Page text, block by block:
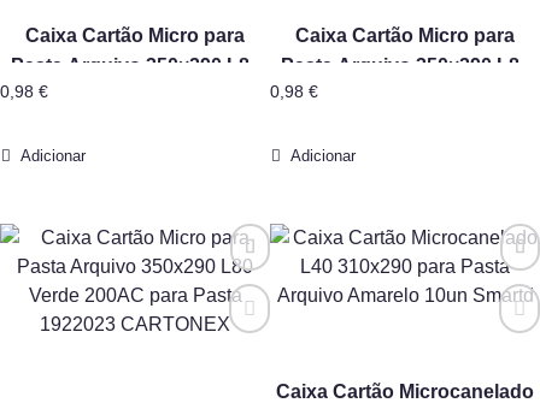
Caixa Cartão Micro para
Pasta Arquivo 350×290 L80
Azul 200AC para Pasta
0,98 €
Adicionar
Caixa Cartão Micro para
Pasta Arquivo 350×290 L80
Laranja 200AC para Pasta
0,98 €
Adicionar
Caixa Cartão Microcanelado